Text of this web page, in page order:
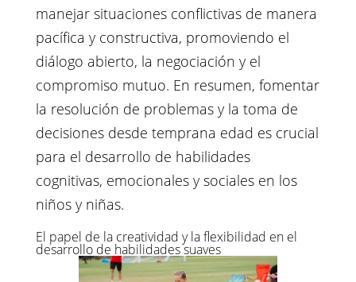
manejar situaciones conflictivas de manera
pacífica y constructiva, promoviendo el
diálogo abierto, la negociación y el
compromiso mutuo. En resumen, fomentar
la resolución de problemas y la toma de
decisiones desde temprana edad es crucial
para el desarrollo de habilidades
cognitivas, emocionales y sociales en los
niños y niñas.
El papel de la creatividad y la flexibilidad en el
desarrollo de habilidades suaves